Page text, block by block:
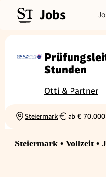
Jobs
Stunden
Otti & Partner
Ortschaft
Steiermark
Gehalt
ab €
Steiermark • Vollzeit •